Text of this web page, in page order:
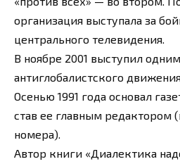
организация выступала за
центрального телевидения.
В ноябре 2001 выступил
антиглобалистского
Осенью 1991 года основал
став ее главным редактором
номера).
Автор книги «Диалектика